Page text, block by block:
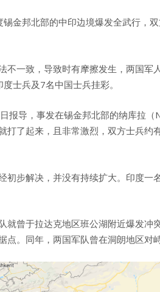
邦北部的中印边境爆发全武行，
一致，导致时有摩擦发生，两国军
士兵及7名中国士兵挂彩。
导，事发在锡金邦北部的纳库拉（
打了起来，且非常激烈，双方士兵
步解决，并没有持续扩大。印度一
曾于拉达克地区班公湖附近爆发冲
点。同年，两国军队曾在洞朗地区对